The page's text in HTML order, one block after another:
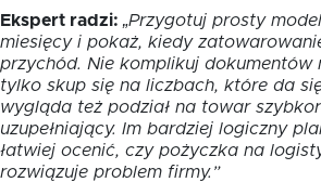
Ekspert radzi: „Przygotuj prosty
miesięcy i pokaż, kiedy
przychód. Nie komplikuj dokumentów
tylko skup się na liczbach, które da
wygląda też podział na towar
uzupełniający. Im bardziej logiczny
łatwiej ocenić, czy pożyczka na
rozwiązuje problem firmy.”